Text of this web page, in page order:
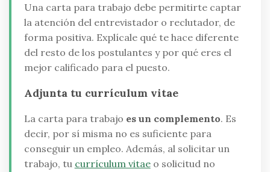
Una carta para trabajo debe permitirte captar
la atención del entrevistador o reclutador, de
forma positiva. Explícale qué te hace diferente
del resto de los postulantes y por qué eres el
mejor calificado para el puesto.
Adjunta tu currículum vitae
La carta para trabajo es un complemento. Es
decir, por sí misma no es suficiente para
conseguir un empleo. Además, al solicitar un
trabajo, tu currículum vitaeo solicitud no